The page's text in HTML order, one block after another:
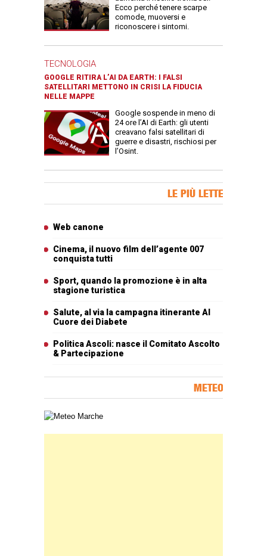
Ecco perché tenere scarpe
comode, muoversi e
riconoscere i sintomi.
TECNOLOGIA
GOOGLE RITIRA L’AI DA EARTH: I FALSI
SATELLITARI METTONO IN CRISI LA FIDUCIA
NELLE MAPPE
Google sospende in meno di
24 ore l’AI di Earth: gli utenti
creavano falsi satellitari di
guerre e disastri, rischiosi per
l’Osint.
LE PIÙ LETTE
Web canone
Cinema, il nuovo film dell’agente 007
conquista tutti
Sport, quando la promozione è in alta
stagione turistica
Salute, al via la campagna itinerante Al
Cuore dei Diabete
Politica Ascoli: nasce il Comitato Ascolto
& Partecipazione
METEO
Carta meteorologica delle Marche